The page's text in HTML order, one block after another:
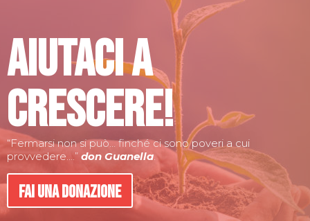
Aiutaci a
crescere!
“Fermarsi non si può… finché ci sono poveri a cui
provvedere….” don Guanella.
Fai una donazione